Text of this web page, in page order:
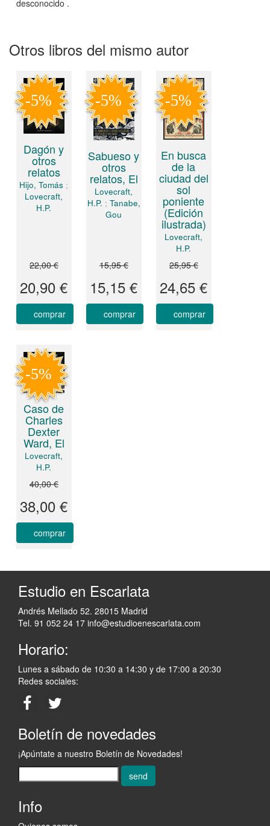
desconocido .
Otros libros del mismo autor
Dagón y
otros
relatos
Hijo, Tomás ;
Lovecraft,
H.P.
22,00 €
20,90 €
comprar
Sabueso y
otros
relatos, El
Lovecraft,
H.P. ; Tanabe,
Gou
15,95 €
15,15 €
comprar
En busca
de la
ciudad del
sol
poniente
(Edición
ilustrada)
Lovecraft,
H.P.
25,95 €
24,65 €
comprar
Caso de
Charles
Dexter
Ward, El
Lovecraft,
H.P.
40,00 €
38,00 €
comprar
Estudio en Escarlata
Andrés Mellado 52. 28015 Madrid
Tel. 91 052 24 17 info@estudioenescarlata.com
Horario:
Lunes a sábado de 10:30 a 14:30 y de 17:00 a 20:30
Redes sociales:
Boletín de novedades
¡Apúntate a nuestro Boletín de Novedades!
send
Info